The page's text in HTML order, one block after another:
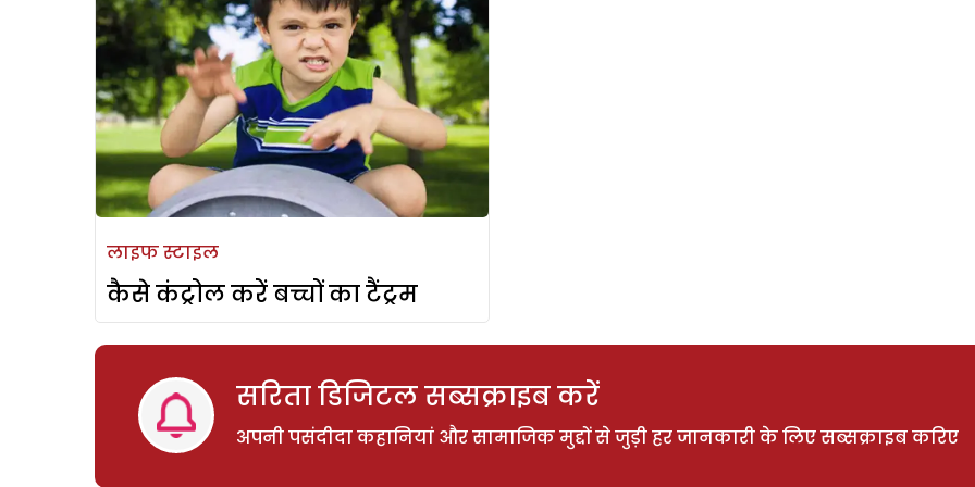
लाइफ स्टाइल
कैसे कंट्रोल करें बच्चों का टैंट्रम
सरिता डिजिटल सब्सक्राइब करें
अपनी पसंदीदा कहानियां और सामाजिक मुद्दों से जुड़ी हर जानकारी के लिए सब्सक्राइब करिए